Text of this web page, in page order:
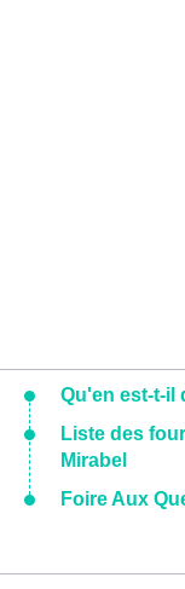
Qu'en est-t-il
Liste des
Mirabel
Foire Aux